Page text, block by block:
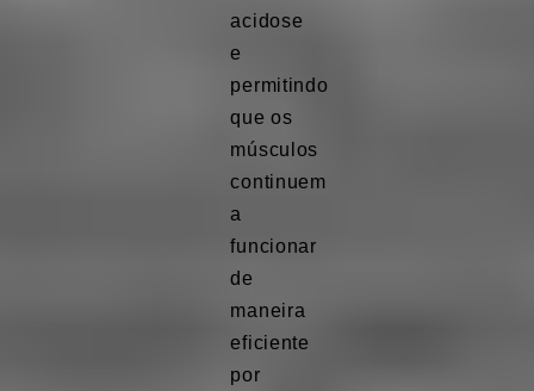
acidose
e
permitindo
que os
músculos
continuem
a
funcionar
de
maneira
eficiente
por